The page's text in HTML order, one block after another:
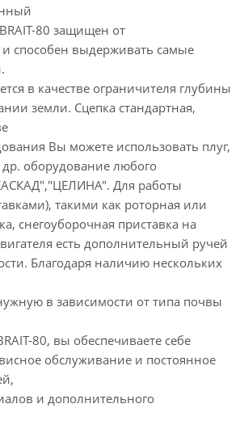
80 защищен от
способен выдерживать самые
в качестве ограничителя глубины
земли. Сцепка стандартная,
Вы можете использовать плуг,
др. оборудование любого
Для работы
такими как роторная или
снегоуборочная приставка на
есть дополнительный ручей
Благодаря наличию нескольких
в зависимости от типа почвы
80, вы обеспечиваете себе
обслуживание и постоянное
и дополнительного